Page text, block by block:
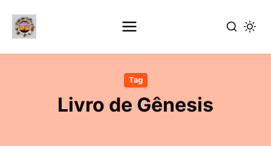
Tag
Livro de Gênesis